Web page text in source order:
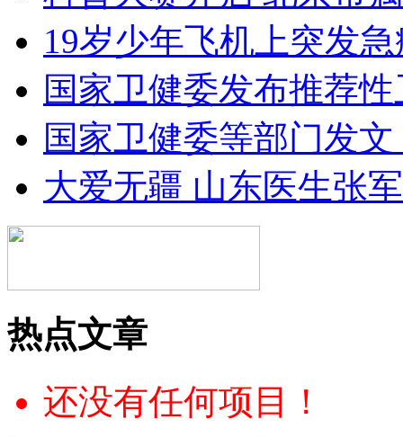
19岁少年飞机上突发
国家卫健委发布推荐
国家卫健委等部门发
大爱无疆 山东医生张
热点文章
还没有任何项目！